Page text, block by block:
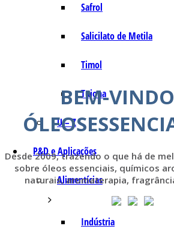
Safrol
Salicilato de Metila
Timol
Tujona
U – Z
P&D e Aplicações
Alimentícias
Indústria
BEM-
Desde 2009, trazendo o que há de
sobre óleos essenciais, químicos
naturais, aromaterapia,